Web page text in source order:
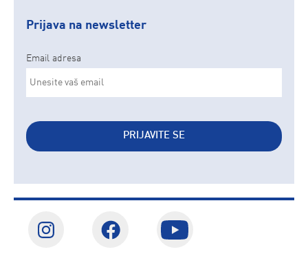
Prijava na newsletter
Email adresa
PRIJAVITE SE